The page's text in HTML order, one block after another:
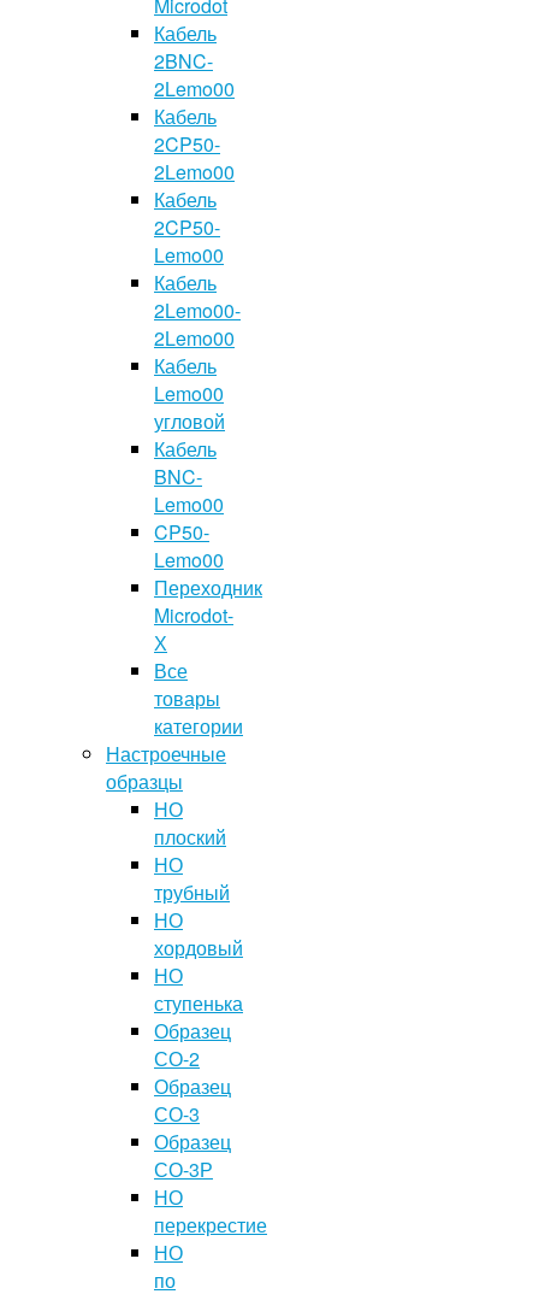
Кабель
2BNC-
2Lemo00
Кабель
2CP50-
2Lemo00
Кабель
2CP50-
Lemo00
Кабель
2Lemo00-
2Lemo00
Кабель
Lemo00
угловой
Кабель
BNC-
Lemo00
CP50-
Lemo00
Переходник
Microdot-
Х
Все
товары
категории
Настроечные
образцы
НО
плоский
НО
трубный
НО
хордовый
НО
ступенька
Образец
СО-2
Образец
СО-3
Образец
СО-3Р
НО
перекрестие
НО
по